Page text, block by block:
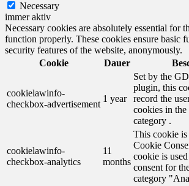
Necessary
immer aktiv
Necessary cookies are absolutely essential for
function properly. These cookies ensure basic
security features of the website, anonymously.
Cookie
Dauer
cookielawinfo-
checkbox-advertisement
1 year
Set by the
plugin, this
record the
cookies in
category .
cookielawinfo-
checkbox-analytics
11
months
This cookie
Cookie
cookie is
consent for
category